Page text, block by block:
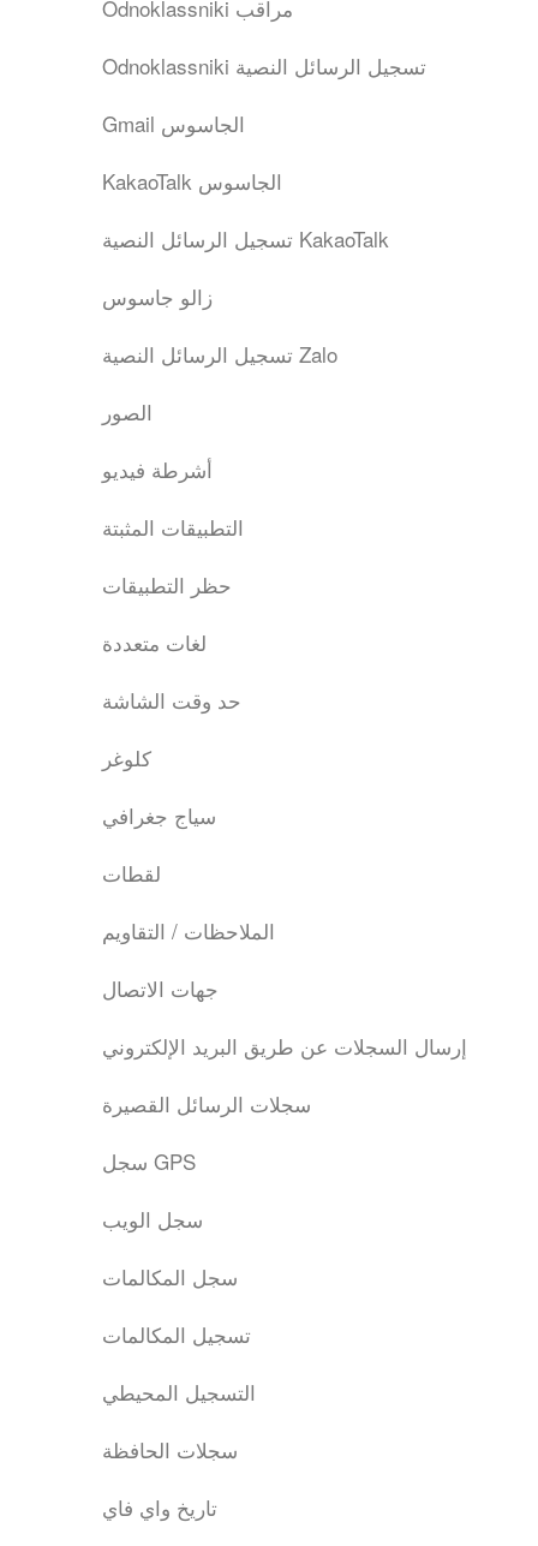
Odnoklassniki مراقب
Odnoklassniki تسجيل الرسائل النصية
Gmail الجاسوس
KakaoTalk الجاسوس
تسجيل الرسائل النصية KakaoTalk
زالو جاسوس
تسجيل الرسائل النصية Zalo
الصور
أشرطة فيديو
التطبيقات المثبتة
حظر التطبيقات
لغات متعددة
حد وقت الشاشة
كلوغر
سياج جغرافي
لقطات
الملاحظات / التقاويم
جهات الاتصال
إرسال السجلات عن طريق البريد الإلكتروني
سجلات الرسائل القصيرة
سجل GPS
سجل الويب
سجل المكالمات
تسجيل المكالمات
التسجيل المحيطي
سجلات الحافظة
تاريخ واي فاي